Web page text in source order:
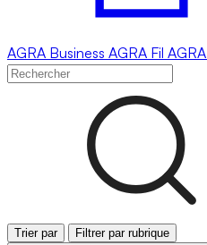
AGRA Business AGRA Fil AGRA
Trier par Filtrer par rubrique